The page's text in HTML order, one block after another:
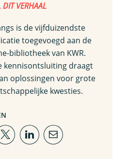
DIT VERHAAL
is de vijfduizendste
toegevoegd aan de
bibliotheek van KWR.
kennisontsluiting draagt
oplossingen voor grote
kwesties.